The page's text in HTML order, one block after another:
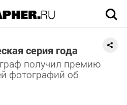
серия года
получил премию
фотографий об